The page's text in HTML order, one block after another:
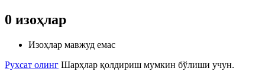
0 изоҳлар
Изоҳлар мавжуд емас
Рухсат олинг Шарҳлар қолдириш мумкин бўлиши учун.